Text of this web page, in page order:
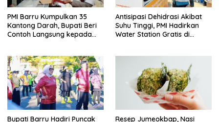
PMI Barru Kumpulkan 35
Kantong Darah, Bupati Beri
Contoh Langsung kepada
Antisipasi Dehidrasi Akibat
Suhu Tinggi, PMI Hadirkan
Water Station Gratis di
Bupati Barru Hadiri Puncak
Resep Jumeokbap, Nasi